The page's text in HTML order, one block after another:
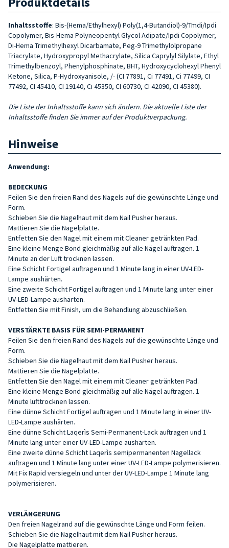
Inhaltsstoffe: Bis-(Hema/Ethylhexyl) Poly(1,4-Butandiol)-9/Tmdi/Ipdi
Copolymer, Bis-Hema Polyneopentyl Glycol Adipate/Ipdi Copolymer,
Di-Hema Trimethylhexyl Dicarbamate, Peg-9 Trimethylolpropane
Triacrylate, Hydroxypropyl Methacrylate, Silica Caprylyl Silylate, Ethyl
Trimethylbenzoyl, Phenylphosphinate, BHT, Hydroxycyclohexyl Phenyl
Ketone, Silica, P-Hydroxyanisole, /- (CI 77891, Ci 77491, Ci 77499, CI
77492, CI 45410, CI 19140, Ci 45350, CI 60730, CI 42090, CI 45380).
Die Liste der Inhaltsstoffe kann sich ändern. Die aktuelle Liste der
Inhaltsstoffe finden Sie immer auf der Produktverpackung.
Hinweise
Anwendung:
BEDECKUNG
Feilen Sie den freien Rand des Nagels auf die gewünschte Länge und
Form.
Schieben Sie die Nagelhaut mit dem Nail Pusher heraus.
Mattieren Sie die Nagelplatte.
Entfetten Sie den Nagel mit einem mit Cleaner getränkten Pad.
Eine kleine Menge Bond gleichmäßig auf alle Nägel auftragen. 1
Minute an der Luft trocknen lassen.
Eine Schicht Fortigel auftragen und 1 Minute lang in einer UV-LED-
Lampe aushärten.
Eine zweite Schicht Fortigel auftragen und 1 Minute lang unter einer
UV-LED-Lampe aushärten.
Entfetten Sie mit Finish, um die Behandlung abzuschließen.
VERSTÄRKTE BASIS FÜR SEMI-PERMANENT
Feilen Sie den freien Rand des Nagels auf die gewünschte Länge und
Form.
Schieben Sie die Nagelhaut mit dem Nail Pusher heraus.
Mattieren Sie die Nagelplatte.
Entfetten Sie den Nagel mit einem mit Cleaner getränkten Pad.
Eine kleine Menge Bond gleichmäßig auf alle Nägel auftragen. 1
Minute lufttrocknen lassen.
Eine dünne Schicht Fortigel auftragen und 1 Minute lang in einer UV-
LED-Lampe aushärten.
Eine dünne Schicht Laqerìs Semi-Permanent-Lack auftragen und 1
Minute lang unter einer UV-LED-Lampe aushärten.
Eine zweite dünne Schicht Laqerìs semipermanenten Nagellack
auftragen und 1 Minute lang unter einer UV-LED-Lampe polymerisieren.
Mit Fix Rapid versiegeln und unter der UV-LED-Lampe 1 Minute lang
polymerisieren.
VERLÄNGERUNG
Den freien Nagelrand auf die gewünschte Länge und Form feilen.
Schieben Sie die Nagelhaut mit dem Nail Pusher heraus.
Die Nagelplatte mattieren.